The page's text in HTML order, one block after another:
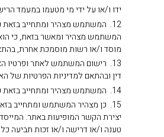
ידו ו/או על ידי מי מטעמו במעמד
12. המשתמש מצהיר ומתחייב
המשתמש מצהיר ומאשר בזאת, כי הוא
מוסד ו/או רשות מוסמכת אחרת,
13. רישום המשתמש לאתר ופרטיו
דין ובהתאם למדיניות הפרטיות של
14. המשתמש מצהיר ומתחייב בזאת כי בכל מקרה של שינוי בפרטיו האישיים, הוא יערוך את הפרטים האישיים העדכניים באזור האישי באתר ו/או יירשם לאתר מחדש כמתואר לעיל.
15. כן מצהיר המשתמש ומתחייב
יצירת הקשר המופיעות באתר.
טענה ו/או דרישה ו/או זכות תביעה